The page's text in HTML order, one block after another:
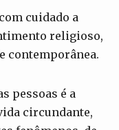
cuidado a
religioso,
contemporânea.
pessoas é a
circundante,